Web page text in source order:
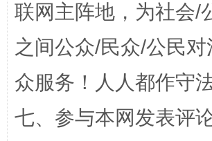
网上购药对药下症？
联网主阵地，为社会/
之间公众/民众/公民
众服务！人人都作守
七、参与本网发表评